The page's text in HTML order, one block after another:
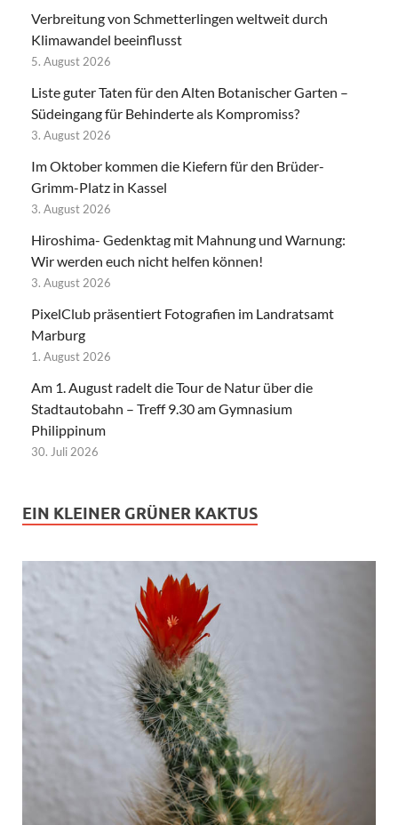
Verbreitung von Schmetterlingen weltweit durch
Klimawandel beeinflusst
5. August 2026
Liste guter Taten für den Alten Botanischer Garten –
Südeingang für Behinderte als Kompromiss?
3. August 2026
Im Oktober kommen die Kiefern für den Brüder-
Grimm-Platz in Kassel
3. August 2026
Hiroshima- Gedenktag mit Mahnung und Warnung:
Wir werden euch nicht helfen können!
3. August 2026
PixelClub präsentiert Fotografien im Landratsamt
Marburg
1. August 2026
Am 1. August radelt die Tour de Natur über die
Stadtautobahn – Treff 9.30 am Gymnasium
Philippinum
30. Juli 2026
EIN KLEINER GRÜNER KAKTUS